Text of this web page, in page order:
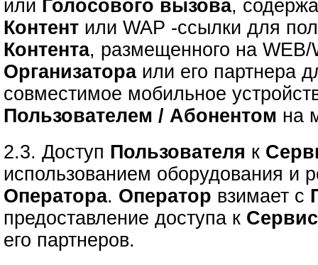
или Голосового вызова,
Контент или WAP -ссылки для
Контента, размещенного на WEB/
Организатораили его партнера
совместимое мобильное
Пользователем / Абонентом на
2.3. Доступ Пользователя к
использованием оборудования и
Оператора. Оператор взимает с
предоставление доступа к
его партнеров.